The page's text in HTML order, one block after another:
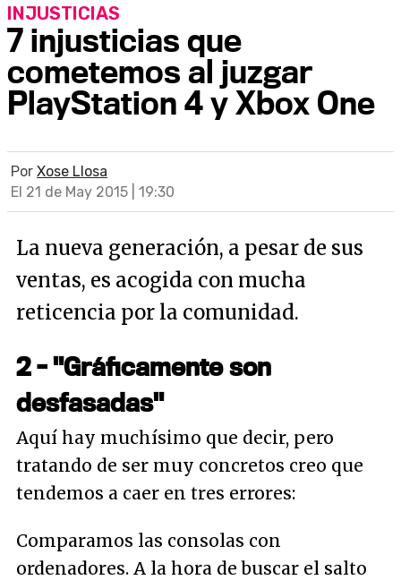
7 injusticias que
cometemos al juzgar
PlayStation 4 y Xbox One
INJUSTICIAS
Por Xose Llosa
El 21 de May 2015 | 19:30
La nueva generación, a pesar de sus
ventas, es acogida con mucha
reticencia por la comunidad.
2 - "Gráficamente son
desfasadas"
Aquí hay muchísimo que decir, pero
tratando de ser muy concretos creo que
tendemos a caer en tres errores:
Comparamos las consolas con
ordenadores. A la hora de buscar el salto